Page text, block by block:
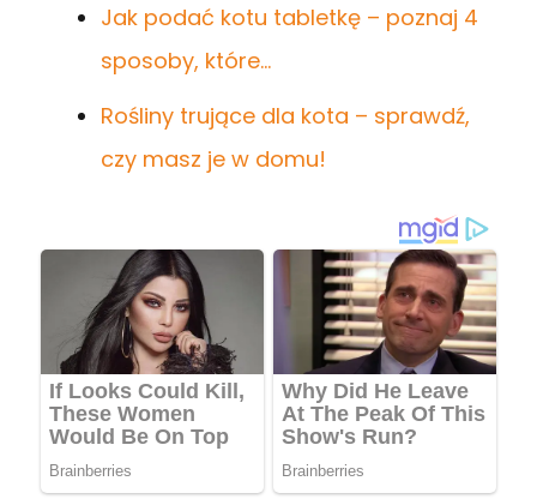
Jak podać kotu tabletkę – poznaj 4
sposoby, które…
Rośliny trujące dla kota – sprawdź,
czy masz je w domu!